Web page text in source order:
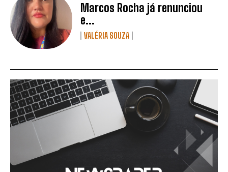
Marcos Rocha já renunciou
e...
VALÉRIA SOUZA